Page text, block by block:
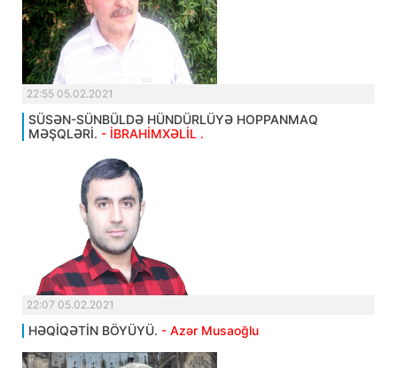
22:55 05.02.2021
SÜSƏN-SÜNBÜLDƏ HÜNDÜRLÜYƏ HOPPANMAQ
MƏŞQLƏRİ. - İBRAHİMXƏLİL .
22:07 05.02.2021
HƏQİQƏTİN BÖYÜYÜ. - Azər Musaoğlu